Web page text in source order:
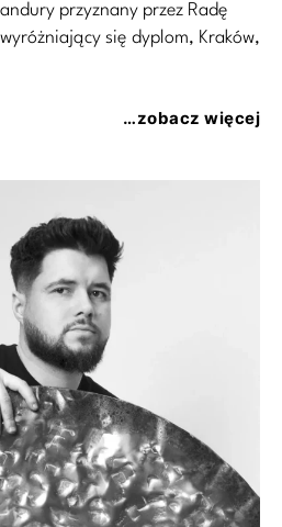
przyznany przez Radę
wyróżniający się dyplom, Kraków,
…zobacz więcej